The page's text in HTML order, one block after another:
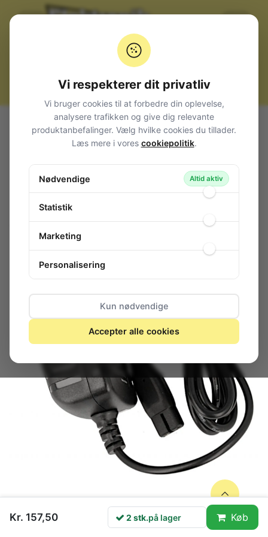
Alle produkter
Strømforsyninger Transformatorer
Diverse
Strømadapter A00390 til Philips trimmer/shaver
Strømadapter A00390 til Philips
149-743 / M125872
2 stk.på lager
Kr. 157,50 2 stk.på lager Køb
Vi respekterer dit privatliv
Vi bruger cookies til at forbedre din oplevelse,
analysere trafikken og give dig relevante
produktanbefalinger. Vælg hvilke cookies du tillader.
Læs mere i vores cookiepolitik.
Nødvendige Altid aktiv
Statistik
Marketing
Personalisering
Kun nødvendige
Accepter alle cookies